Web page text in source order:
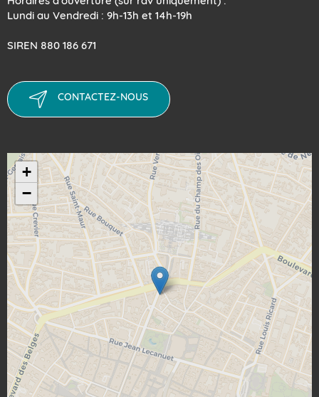
Lundi au Vendredi : 9h-13h et 14h-19h
SIREN 880 186 671
CONTACTEZ-NOUS
+
−